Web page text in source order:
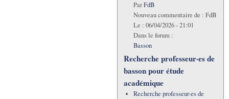
ParFdB
Nouveau commentaire de : FdB
Le : 06/04/2026 - 21:01
Dans le forum :
Basson
Recherche professeur·es de
basson pour étude
académique
Recherche professeur·es de